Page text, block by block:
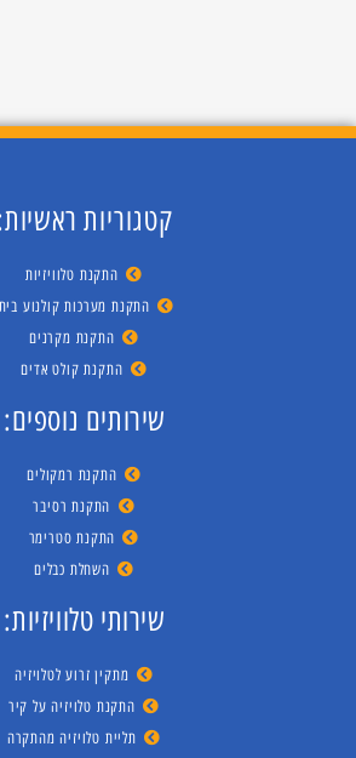
קטגוריות
התקנת טלוויזיות
התקנת מערכות קולנוע
התקנת מקרנים
התקנת קולט אדים
שירותים נוספים:
התקנת רמקולים
התקנת רסיבר
התקנת סטרימר
השחלת כבלים
שירותי טלוויזיות:
מתקין זרוע לטלויזיה
התקנת טלויזיה על קיר
תליית טלויזיה מהתקרה